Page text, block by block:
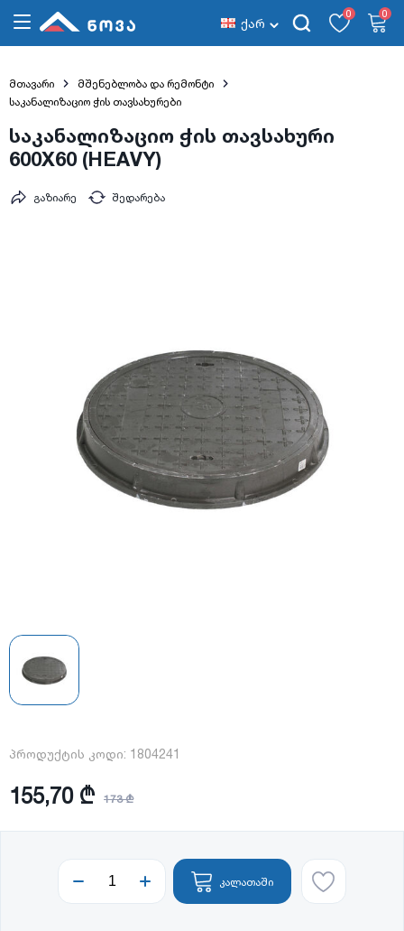
ქარ
0 0
მთავარი
მშენებლობა და რემონტი
საკანალიზაციო ჭის თავსახურები
საკანალიზაციო ჭის თავსახური
600X60 (HEAVY)
შედარება
გაზიარე
პროდუქტის კოდი: 1804241
155,70 ₾ 173 ₾
კალათაში